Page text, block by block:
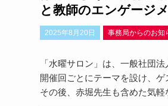
と教師のエンゲージ
2025年8月20日 事務局からのお知
「水曜サロン」は、一般社団
開催回ごとにテーマを設け、ゲ
その後、赤堀先生も含めた気軽